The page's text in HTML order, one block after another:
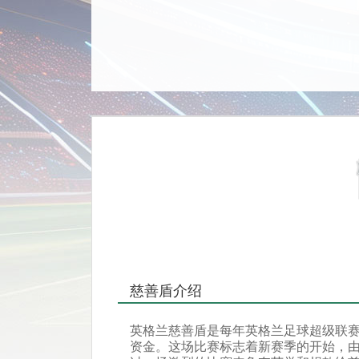
慈善盾介绍
英格兰慈善盾是每年英格兰足球超级联
资金。这场比赛标志着新赛季的开始，